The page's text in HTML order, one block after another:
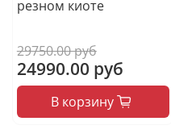
резном киоте
29750.00 руб
24990.00 руб
В корзину